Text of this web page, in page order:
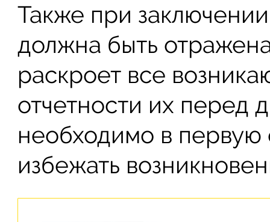
Также при
должна быть
раскроет все
отчетности их перед
необходимо в первую
избежать